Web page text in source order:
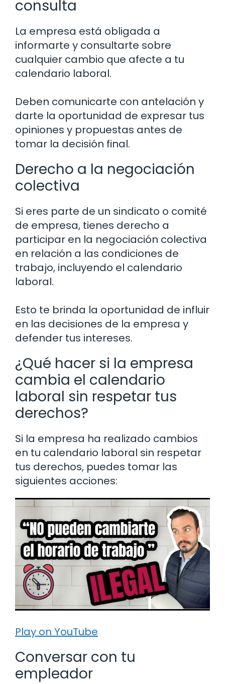
consulta
La empresa está obligada a
informarte y consultarte sobre
cualquier cambio que afecte a tu
calendario laboral.
Deben comunicarte con antelación y
darte la oportunidad de expresar tus
opiniones y propuestas antes de
tomar la decisión final.
Derecho a la negociación
colectiva
Si eres parte de un sindicato o comité
de empresa, tienes derecho a
participar en la negociación colectiva
en relación a las condiciones de
trabajo, incluyendo el calendario
laboral.
Esto te brinda la oportunidad de influir
en las decisiones de la empresa y
defender tus intereses.
¿Qué hacer si la empresa
cambia el calendario
laboral sin respetar tus
derechos?
Si la empresa ha realizado cambios
en tu calendario laboral sin respetar
tus derechos, puedes tomar las
siguientes acciones:
Play on YouTube
Conversar con tu
empleador